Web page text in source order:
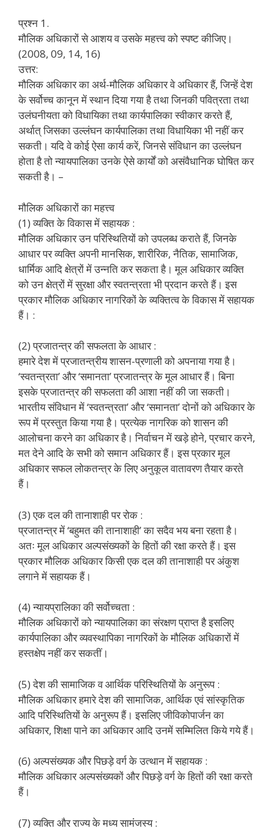
प्रश्न 1.
मौलिक अधिकारों से आशय व उसके महत्त्व को स्पष्ट कीजिए।
(2008, 09, 14, 16)
उत्तर:
मौलिक अधिकार का अर्थ-मौलिक अधिकार वे अधिकार हैं, जिन्हें देश
के सर्वोच्च कानून में स्थान दिया गया है तथा जिनकी पवित्रता तथा
उलंघनीयता को विधायिका तथा कार्यपालिका स्वीकार करते हैं,
अर्थात् जिसका उल्लंघन कार्यपालिका तथा विधायिका भी नहीं कर
सकती। यदि वे कोई ऐसा कार्य करें, जिनसे संविधान का उल्लंघन
होता है तो न्यायपालिका उनके ऐसे कार्यों को असंवैधानिक घोषित कर
सकती है। –
मौलिक अधिकारों का महत्त्व
(1) व्यक्ति के विकास में सहायक :
मौलिक अधिकार उन परिस्थितियों को उपलब्ध कराते हैं, जिनके
आधार पर व्यक्ति अपनी मानसिक, शारीरिक, नैतिक, सामाजिक,
धार्मिक आदि क्षेत्रों में उन्नति कर सकता है। मूल अधिकार व्यक्ति
को उन क्षेत्रों में सुरक्षा और स्वतन्त्रता भी प्रदान करते हैं। इस
प्रकार मौलिक अधिकार नागरिकों के व्यक्तित्व के विकास में सहायक
हैं। :
(2) प्रजातन्त्र की सफलता के आधार :
हमारे देश में प्रजातन्त्रीय शासन-प्रणाली को अपनाया गया है।
‘स्वतन्त्रता’ और ‘समानता’ प्रजातन्त्र के मूल आधार हैं। बिना
इसके प्रजातन्त्र की सफलता की आशा नहीं की जा सकती।
भारतीय संविधान में ‘स्वतन्त्रता’ और ‘समानता’ दोनों को अधिकार के
रूप में प्रस्तुत किया गया है। प्रत्येक नागरिक को शासन की
आलोचना करने का अधिकार है। निर्वाचन में खड़े होने, प्रचार करने,
मत देने आदि के सभी को समान अधिकार हैं। इस प्रकार मूल
अधिकार सफल लोकतन्त्र के लिए अनुकूल वातावरण तैयार करते
हैं।
(3) एक दल की तानाशाही पर रोक :
प्रजातन्त्र में ‘बहुमत की तानाशाही’ का सदैव भय बना रहता है।
अतः मूल अधिकार अल्पसंख्यकों के हितों की रक्षा करते हैं। इस
प्रकार मौलिक अधिकार किसी एक दल की तानाशाही पर अंकुश
लगाने में सहायक हैं।
(4) न्यायप्रालिका की सर्वोच्चता :
मौलिक अधिकारों को न्यायपालिका का संरक्षण प्राप्त है इसलिए
कार्यपालिका और व्यवस्थापिका नागरिकों के मौलिक अधिकारों में
हस्तक्षेप नहीं कर सकतीं।
(5) देश की सामाजिक व आर्थिक परिस्थितियों के अनुरूप :
मौलिक अधिकार हमारे देश की सामाजिक, आर्थिक एवं सांस्कृतिक
आदि परिस्थितियों के अनुरूप हैं। इसलिए जीविकोपार्जन का
अधिकार, शिक्षा पाने का अधिकार आदि उनमें सम्मिलित किये गये हैं।
(6) अल्पसंख्यक और पिछड़े वर्ग के उत्थान में सहायक :
मौलिक अधिकार अल्पसंख्यकों और पिछड़े वर्ग के हितों की रक्षा करते
हैं।
(7) व्यक्ति और राज्य के मध्य सामंजस्य :